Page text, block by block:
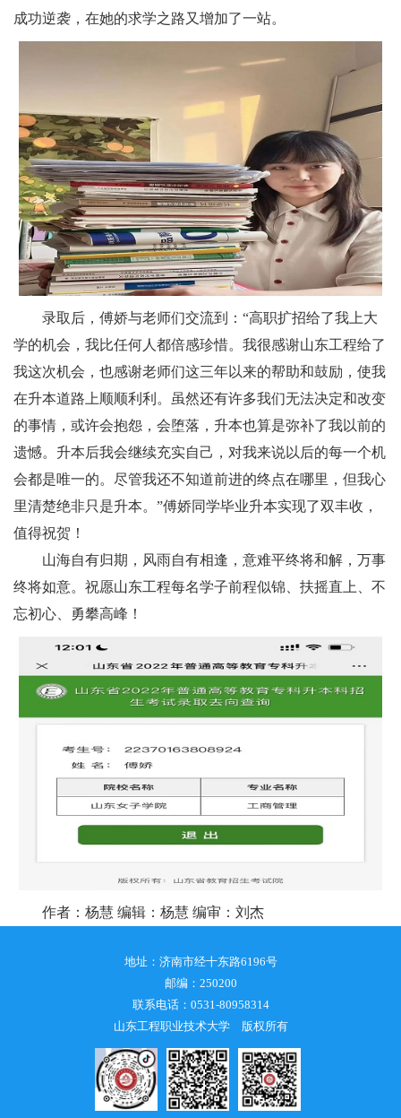
成功逆袭，在她的求学之路又增加了一站。
录取后，傅娇与老师们交流到：“高职扩招给了我上大
学的机会，我比任何人都倍感珍惜。我很感谢山东工程给了
我这次机会，也感谢老师们这三年以来的帮助和鼓励，使我
在升本道路上顺顺利利。虽然还有许多我们无法决定和改变
的事情，或许会抱怨，会堕落，升本也算是弥补了我以前的
遗憾。升本后我会继续充实自己，对我来说以后的每一个机
会都是唯一的。尽管我还不知道前进的终点在哪里，但我心
里清楚绝非只是升本。”傅娇同学毕业升本实现了双丰收，
值得祝贺！
山海自有归期，风雨自有相逢，意难平终将和解，万事
终将如意。祝愿山东工程每名学子前程似锦、扶摇直上、不
忘初心、勇攀高峰！
作者：杨慧 编辑：杨慧 编审：刘杰
地址：济南市经十东路6196号
邮编：250200
联系电话：0531-80958314
山东工程职业技术大学 版权所有